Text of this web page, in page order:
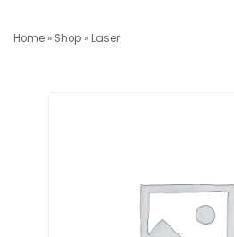
Home » Shop » Laser